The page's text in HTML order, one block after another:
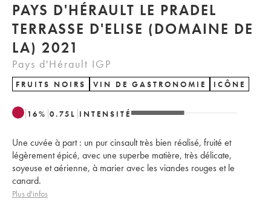
PAYS D'HÉRAULT LE PRADEL
TERRASSE D'ELISE (DOMAINE DE
LA) 2021
Pays d'Hérault IGP
FRUITS NOIRS VIN DE GASTRONOMIE ICÔNE
16% 0.75 L INTENSITÉ
Une cuvée à part : un pur cinsault très bien réalisé, fruité et
légèrement épicé, avec une superbe matière, très délicate,
soyeuse et aérienne, à marier avec les viandes rouges et le
canard.
Plus d'infos